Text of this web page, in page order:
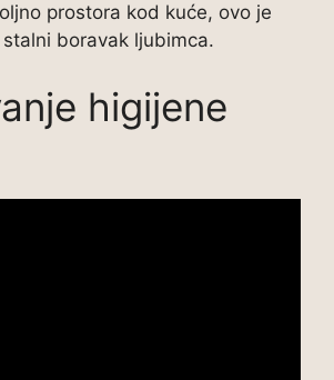
prostora kod kuće, ovo je
boravak ljubimca.
higijene